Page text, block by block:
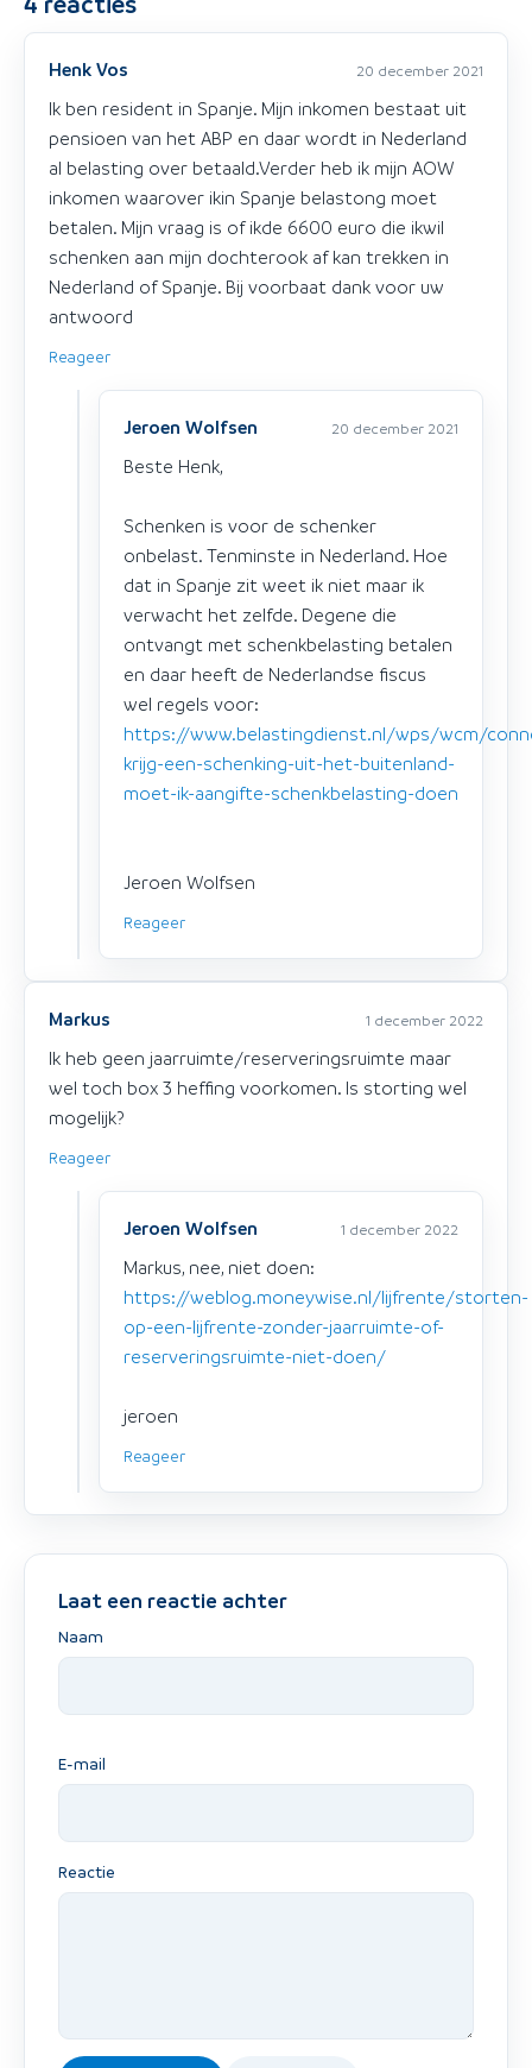
Henk Vos 20 december 2021
Ik ben resident in Spanje. Mijn inkomen bestaat uit
pensioen van het ABP en daar wordt in Nederland
al belasting over betaald.Verder heb ik mijn AOW
inkomen waarover ikin Spanje belastong moet
betalen. Mijn vraag is of ikde 6600 euro die ikwil
schenken aan mijn dochterook af kan trekken in
Nederland of Spanje. Bij voorbaat dank voor uw
antwoord
Reageer
Jeroen Wolfsen 20 december 2021
Beste Henk,
Schenken is voor de schenker
onbelast. Tenminste in Nederland. Hoe
dat in Spanje zit weet ik niet maar ik
verwacht het zelfde. Degene die
ontvangt met schenkbelasting betalen
en daar heeft de Nederlandse fiscus
wel regels voor:
https://www.belastingdienst.nl/wps/wcm/
krijg-een-schenking-uit-het-buitenland-
moet-ik-aangifte-schenkbelasting-doen
Jeroen Wolfsen
Reageer
Markus 1 december 2022
Ik heb geen jaarruimte/reserveringsruimte maar
wel toch box 3 heffing voorkomen. Is storting wel
mogelijk?
Reageer
Jeroen Wolfsen 1 december 2022
Markus, nee, niet doen:
https://weblog.moneywise.nl/lijfrente/storten-
op-een-lijfrente-zonder-jaarruimte-of-
reserveringsruimte-niet-doen/
jeroen
Reageer
Laat een reactie achter
Naam
E-mail
Reactie